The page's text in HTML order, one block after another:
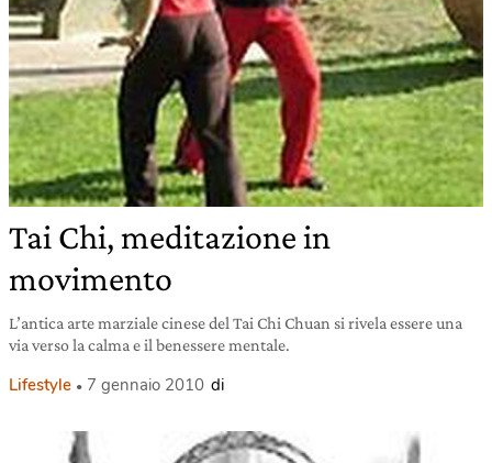
Tai Chi, meditazione in
movimento
L’antica arte marziale cinese del Tai Chi Chuan si rivela essere una
via verso la calma e il benessere mentale.
Lifestyle 7 gennaio 2010 di